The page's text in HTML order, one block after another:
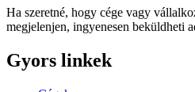
Ha szeretné, hogy cége vagy
megjelenjen, ingyenesen beküldheti
Gyors linkek